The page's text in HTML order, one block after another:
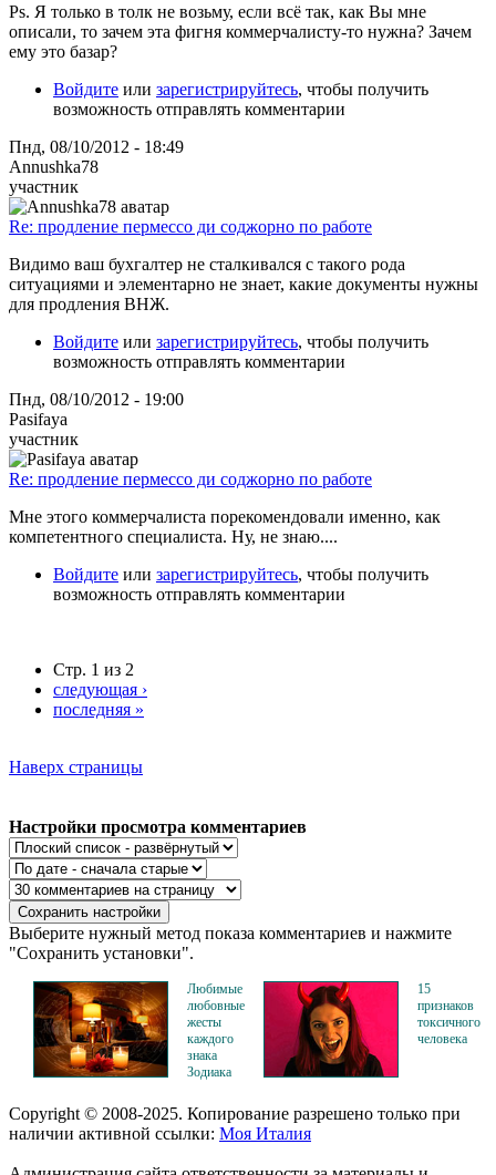
Ps. Я только в толк не возьму, если всё так, как Вы мне
описали, то зачем эта фигня коммерчалисту-то нужна? Зачем
ему это базар?
Войдите или зарегистрируйтесь, чтобы получить
возможность отправлять комментарии
Пнд, 08/10/2012 - 18:49
Annushka78
участник
Re: продление пермессо ди соджорно по работе
Видимо ваш бухгалтер не сталкивался с такого рода
ситуациями и элементарно не знает, какие документы нужны
для продления ВНЖ.
Войдите или зарегистрируйтесь, чтобы получить
возможность отправлять комментарии
Пнд, 08/10/2012 - 19:00
Pasifaya
участник
Re: продление пермессо ди соджорно по работе
Мне этого коммерчалиста порекомендовали именно, как
компетентного специалиста. Ну, не знаю....
Войдите или зарегистрируйтесь, чтобы получить
возможность отправлять комментарии
Стр. 1 из 2
следующая ›
последняя »
Наверх страницы
Настройки просмотра комментариев
Выберите нужный метод показа комментариев и нажмите
"Сохранить установки".
Любимые
любовные
жесты
каждого
знака
Зодиака
15
признаков
токсичного
человека
Copyright © 2008-2025. Копирование разрешено только при
наличии активной ссылки: Моя Италия